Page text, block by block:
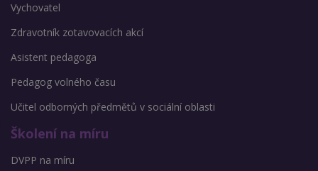
Vychovatel
Zdravotník zotavovacích akcí
Asistent pedagoga
Pedagog volného času
Učitel odborných předmětů v sociální oblasti
Školení na míru
DVPP na míru